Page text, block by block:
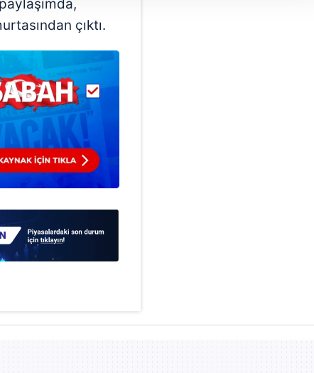
olarak açık rızanız dahilinde kullanılacaktır.
belirleyebilirsiniz. Çerezlere ilişkin detaylı bilgi için Ayarlar
edebilirsiniz.
Aydınlatma Metnimizi okumak ve sitemizde ilgili
için lütfentıklayınız
çıktı.